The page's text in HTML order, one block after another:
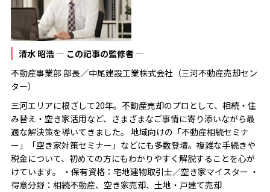
清水 昭浩 ― この記事の監修者 ―
不動産事業部 部長／中尾建設工業株式会社（三河不動産売却セン
ター）
三河エリアに根ざして20年。不動産売却のプロとして、相続・住
み替え・空き家活用など、さまざまなご事情に寄り添いながら最
適な解決策を導いてきました。 地域向けの「不動産相続セミナ
ー」「空き家対策セミナー」などにも多数登壇。複雑な手続きや
税金について、初めての方にもわかりやすく解説することを心が
けています。 ・保有資格：宅地建物取引士／空き家マイスター ・
得意分野：相続不動産、空き家売却、土地・戸建て売却